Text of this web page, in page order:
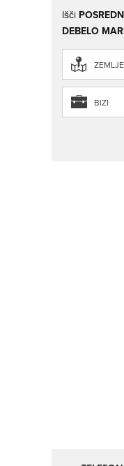
Išči
DEBELO
BIZI